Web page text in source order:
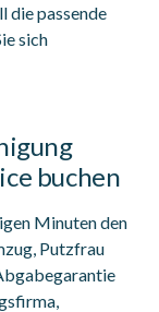
die passende
sich
buchen
Minuten den
Putzfrau